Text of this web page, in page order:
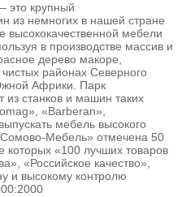
это крупный
из немногих в нашей стране
высококачественной мебели
в производстве массив и
дерево макоре,
районах Северного
Африки. Парк
из станков и машин таких
«Barberan»,
мебель высокого
Мебель» отмечена 50
которых «100 лучших товаров
«Российское качество»,
и высокому контролю